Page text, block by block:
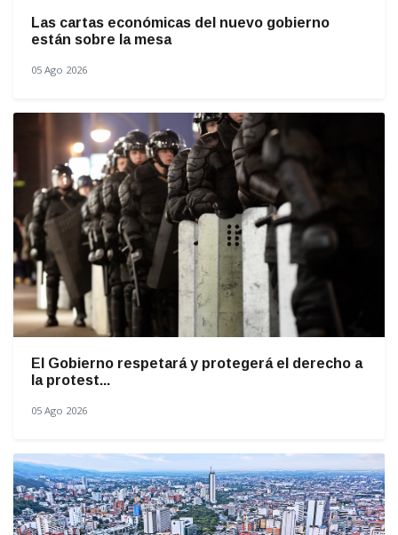
Las cartas económicas del nuevo gobierno
están sobre la mesa
05 Ago 2026
El Gobierno respetará y protegerá el derecho a
la protest...
05 Ago 2026